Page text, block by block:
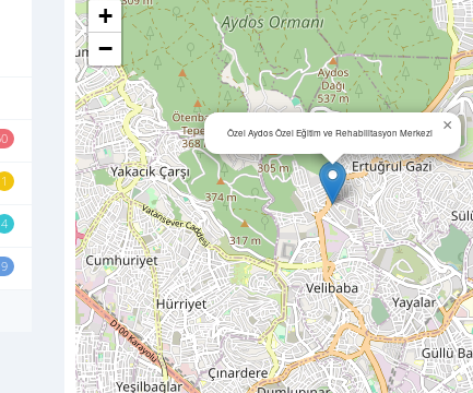
1
4
Özel Aydos Özel Eğitim ve Rehabilitasyon Merkezi ×
+
−